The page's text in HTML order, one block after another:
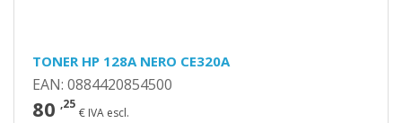
TONER HP 128A NERO CE320A
EAN: 0884420854500
80 ,25
€ IVA escl.